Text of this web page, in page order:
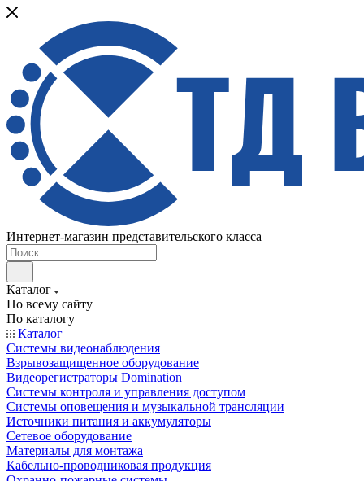
Интернет-магазин представительского класса
Каталог
По всему сайту
По каталогу
Каталог
Системы видеонаблюдения
Взрывозащищенное оборудование
Видеорегистраторы Domination
Системы контроля и управления доступом
Системы оповещения и музыкальной трансляции
Источники питания и аккумуляторы
Сетевое оборудование
Материалы для монтажа
Кабельно-проводниковая продукция